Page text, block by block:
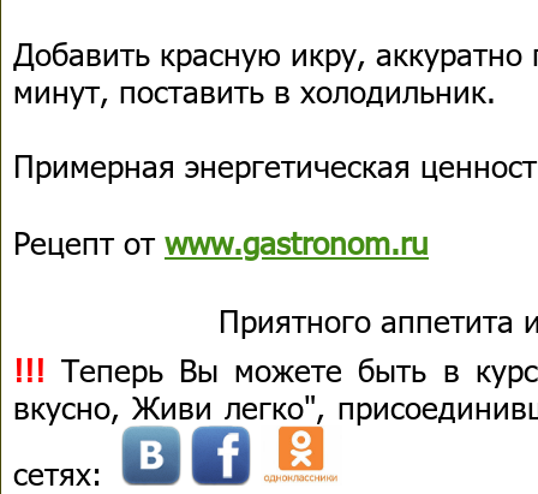
Добавить красную икру,
минут, поставить в холодильник.
Примерная энергетическая
Рецепт от www.gastronom.ru
Приятного аппетита
!!! Теперь Вы можете быть в
вкусно, Живи легко",
сетях: